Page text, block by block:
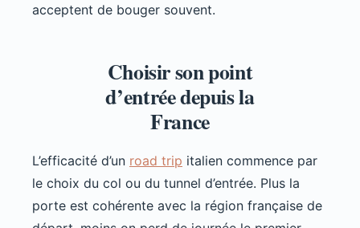
acceptent de bouger souvent.
Choisir son point
d’entrée depuis la
France
L’efficacité d’un road trip italien commence par
le choix du col ou du tunnel d’entrée. Plus la
porte est cohérente avec la région française de